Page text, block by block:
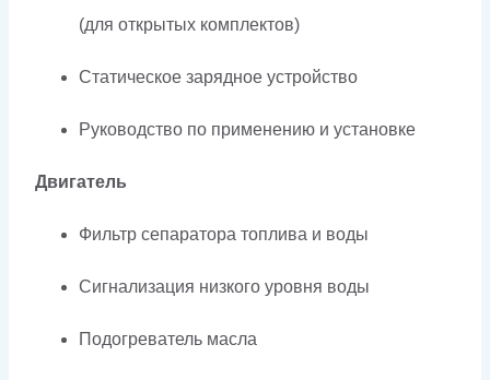
(для открытых комплектов)
Статическое зарядное устройство
Руководство по применению и установке
Двигатель
Фильтр сепаратора топлива и воды
Сигнализация низкого уровня воды
Подогреватель масла